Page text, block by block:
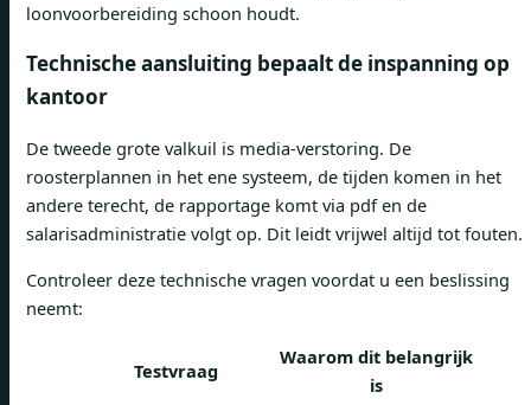
loonvoorbereiding schoon houdt.
Technische aansluiting bepaalt de inspanning op
kantoor
De tweede grote valkuil is media-verstoring. De
roosterplannen in het ene systeem, de tijden komen in het
andere terecht, de rapportage komt via pdf en de
salarisadministratie volgt op. Dit leidt vrijwel altijd tot fouten.
Controleer deze technische vragen voordat u een beslissing
neemt:
Testvraag
Waarom dit belangrijk
is